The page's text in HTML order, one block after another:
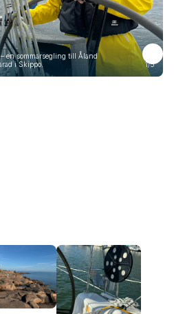
en sommarsegling till Åland
i Skippo.
1/5